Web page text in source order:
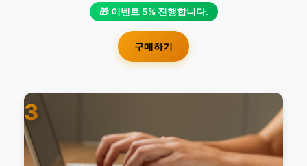
🎁 이벤트 5% 진행합니다.
구매하기
3